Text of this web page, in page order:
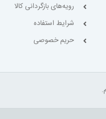
رویه‌های بازگردانی کالا
شرایط استفاده
حریم خصوصی